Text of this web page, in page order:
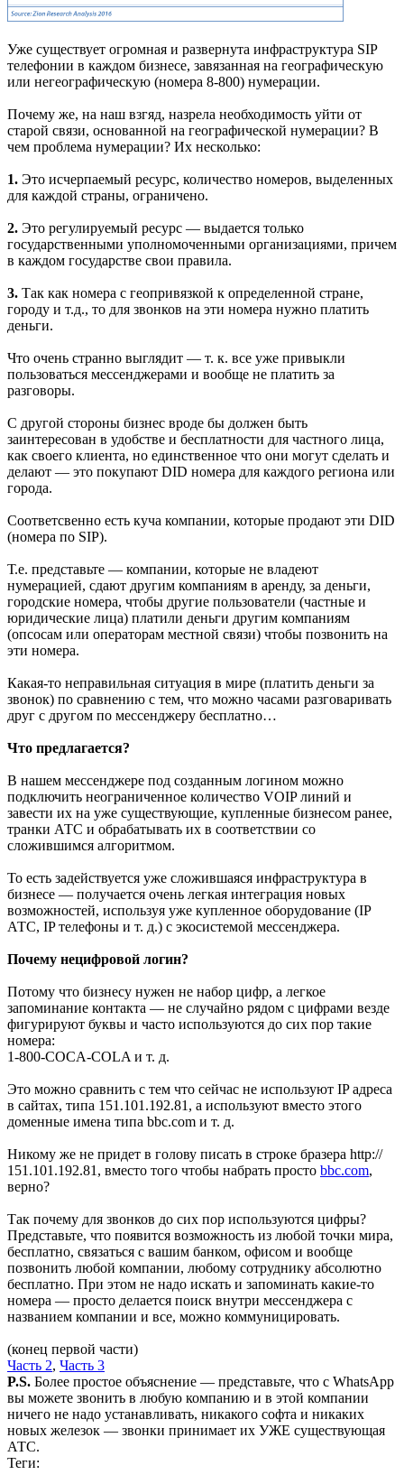
Уже существует огромная и развернута инфраструктура SIP
телефонии в каждом бизнесе, завязанная на географическую
или негеографическую (номера 8-800) нумерации.
Почему же, на наш взгяд, назрела необходимость уйти от
старой связи, основанной на географической нумерации? В
чем проблема нумерации? Их несколько:
1. Это исчерпаемый ресурс, количество номеров, выделенных
для каждой страны, ограничено.
2. Это регулируемый ресурс — выдается только
государственными уполномоченными организациями, причем
в каждом государстве свои правила.
3. Так как номера с геопривязкой к определенной стране,
городу и т.д., то для звонков на эти номера нужно платить
деньги.
Что очень странно выглядит — т. к. все уже привыкли
пользоваться мессенджерами и вообще не платить за
разговоры.
С другой стороны бизнес вроде бы должен быть
заинтересован в удобстве и бесплатности для частного лица,
как своего клиента, но единственное что они могут сделать и
делают — это покупают DID номера для каждого региона или
города.
Соответсвенно есть куча компании, которые продают эти DID
(номера по SIP).
Т.е. представьте — компании, которые не владеют
нумерацией, сдают другим компаниям в аренду, за деньги,
городские номера, чтобы другие пользователи (частные и
юридические лица) платили деньги другим компаниям
(опсосам или операторам местной связи) чтобы позвонить на
эти номера.
Какая-то неправильная ситуация в мире (платить деньги за
звонок) по сравнению с тем, что можно часами разговаривать
друг с другом по мессенджеру бесплатно…
Что предлагается?
В нашем мессенджере под созданным логином можно
подключить неограниченное количество VOIP линий и
завести их на уже существующие, купленные бизнесом ранее,
транки АТС и обрабатывать их в соответствии со
сложившимся алгоритмом.
То есть задействуется уже сложившаяся инфраструктура в
бизнесе — получается очень легкая интеграция новых
возможностей, используя уже купленное оборудование (IP
АТС, IP телефоны и т. д.) с экосистемой мессенджера.
Почему нецифровой логин?
Потому что бизнесу нужен не набор цифр, а легкое
запоминание контакта — не случайно рядом с цифрами везде
фигурируют буквы и часто используются до сих пор такие
номера:
1-800-COCA-COLA и т. д.
Это можно сравнить с тем что сейчас не используют IP адреса
в сайтах, типа 151.101.192.81, а используют вместо этого
доменные имена типа bbc.com и т. д.
Никому же не придет в голову писать в строке бразера http://
151.101.192.81, вместо того чтобы набрать просто bbc.com,
верно?
Так почему для звонков до сих пор используются цифры?
Представьте, что появится возможность из любой точки мира,
бесплатно, связаться с вашим банком, офисом и вообще
позвонить любой компании, любому сотруднику абсолютно
бесплатно. При этом не надо искать и запоминать какие-то
номера — просто делается поиск внутри мессенджера с
названием компании и все, можно коммуницировать.
(конец первой части)
Часть 2, Часть 3
P.S. Более простое объяснение — представьте, что с WhatsApp
вы можете звонить в любую компанию и в этой компании
ничего не надо устанавливать, никакого софта и никаких
новых железок — звонки принимает их УЖЕ существующая
АТС.
Теги: